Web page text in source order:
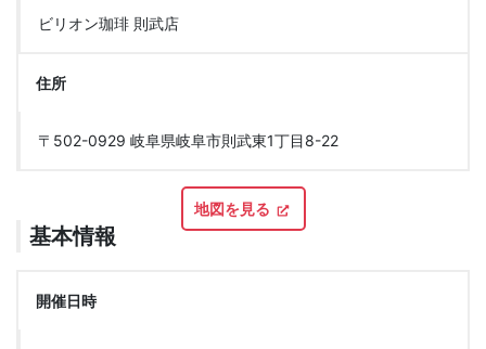
ビリオン珈琲 則武店
住所
〒502-0929 岐阜県岐阜市則武東1丁目8-22
地図を見る
基本情報
開催日時